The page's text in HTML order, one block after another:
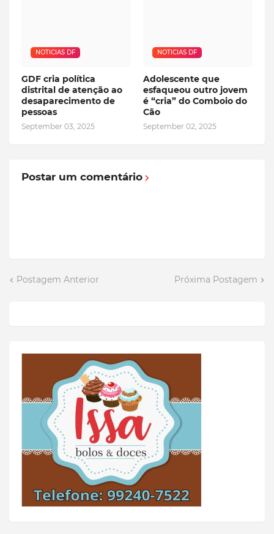
NOTICIAS DF
GDF cria política
distrital de atenção ao
desaparecimento de
pessoas
September 03, 2025
NOTICIAS DF
Adolescente que
esfaqueou outro jovem
é “cria” do Comboio do
Cão
September 02, 2025
Postar um comentário
Postagem Anterior Próxima Postagem